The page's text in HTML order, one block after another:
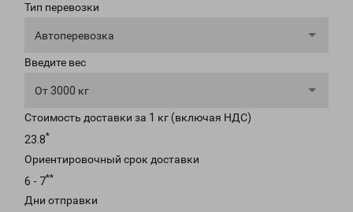
Тип перевозки
Автоперевозка
Введите вес
От 3000 кг
Стоимость доставки за 1 кг (включая НДС)
23.8*
Ориентировочный срок доставки
6 - 7**
Дни отправки